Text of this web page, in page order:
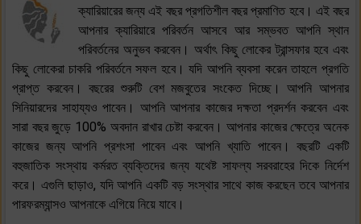
ক্যারিয়ারের জন্য এই বছর প্রগতিশীল বছর প্রমাণিত হবে। এই বছর
আপনার ক্যারিয়ারে পরিবর্তন আসবে আর সম্ভবত আপনি স্থান
পরিবর্তনের অনুভব করবেন। অর্থাৎ কিছু লোকের ট্রান্সফার হবে এবং
কিছু লোকেরা চাকরি পরিবর্তনে সফল হবে। যদি আপনি ব্যবসা করেন তাহলে প্রগতি
প্রাপ্ত করবেন। বছরের শুরুটি বেশ মজবুতের সংকেত দিচ্ছে। আপনি আপনার
সিনিয়ারদের সাহায্যও পাবেন। আপনি আপনার কাজের দক্ষতা প্রদর্শন করবেন এবং
সারা বছর জুড়ে 100% অবদান রাখার চেষ্টা করবেন। আপনার কাজের ক্ষেত্রে অনেক
কাজের জন্য আপনি প্রশংসা পাবেন এবং আপনি খ্যাতি পাবেন। বছরটি একটি
বহুজাতিক সংস্থায় কর্মরত ব্যক্তিদের জন্য যথেষ্ট সাফল্য সরবরাহের দিকে নির্দেশ
করে। এগুলি ছাড়াও, যদি আপনি একটি বড় সংস্থার সাথে কাজ করছেন তবে আপনার
পারফরম্যান্সও আপনাকে এগিয়ে নিয়ে যাবে।